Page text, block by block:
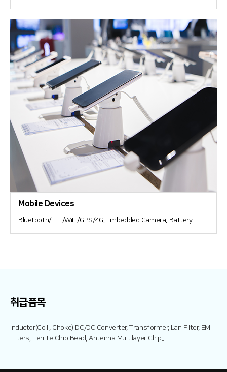
Mobile Devices
Bluetooth/LTE/WiFi/GPS/4G, Embedded Camera, Battery
취급품목
Inductor(Coill, Choke) DC/DC Converter, Transformer, Lan Filter, EMI
Filters, Ferrite Chip Bead, Antenna Multilayer Chip..